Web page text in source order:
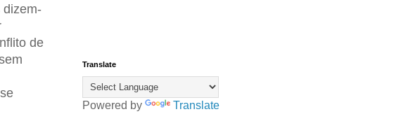
dizem-
de
Translate
Powered by Translate